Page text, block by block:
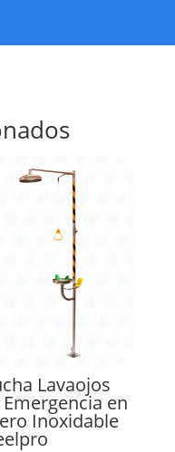
Lavaojos
en
Inoxidable